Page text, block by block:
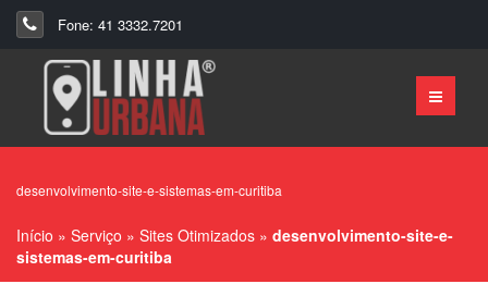
Fone: 41 3332.7201
desenvolvimento-site-e-sistemas-em-curitiba
Início » Serviço » Sites Otimizados » desenvolvimento-site-e-
sistemas-em-curitiba